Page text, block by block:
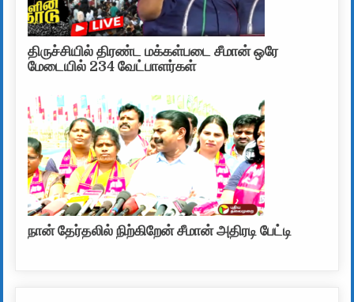
திருச்சியில் திரண்ட மக்கள்படை சீமான் ஒரே
மேடையில் 234 வேட்பாளர்கள்
நான் தேர்தலில் நிற்கிறேன் சீமான் அதிரடி பேட்டி